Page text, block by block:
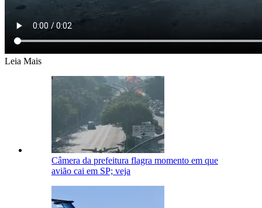
Leia Mais
Câmera da prefeitura flagra momento em que
avião cai em SP; veja